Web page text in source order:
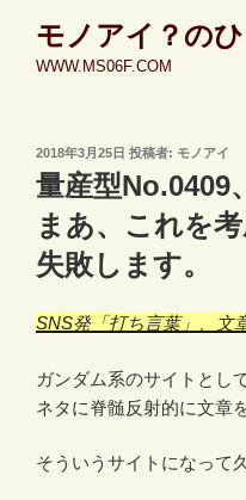
モノアイ？のひ
WWW.MS06F.COM
投
稿
日:
2018年3月25日 投稿者: モノアイ
量産型No.0409、
まあ、これを
失敗します。
SNS発「打ち言葉」、文
ガンダム系のサイトとし
ネタに脊髄反射的に文章
そういうサイトになって